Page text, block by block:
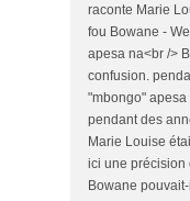
raconte Marie
fou Bowane -
apesa na<br />
confusion.
"mbongo"
pendant des
Marie Louise
ici une précision
Bowane